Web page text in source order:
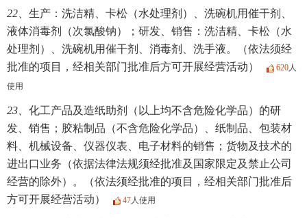
22、 生产：洗洁精、卡松（水处理剂）、洗碗机用催干剂、
液体消毒剂（次氯酸钠）；研发、销售：洗洁精、卡松（水
处理剂）、洗碗机用催干剂、消毒剂、洗手液。（依法须经
批准的项目，经相关部门批准后方可开展经营活动）
620人
使用
23、 化工产品及造纸助剂（以上均不含危险化学品）的研
发、销售；胶粘制品（不含危险化学品）、纸制品、包装材
料、机械设备、仪器仪表、电子材料的销售；货物及技术的
进出口业务（依据法律法规须经批准及国家限定及禁止公司
经营的除外）。（依法须经批准的项目，经相关部门批准后
方可开展经营活动）
47人使用